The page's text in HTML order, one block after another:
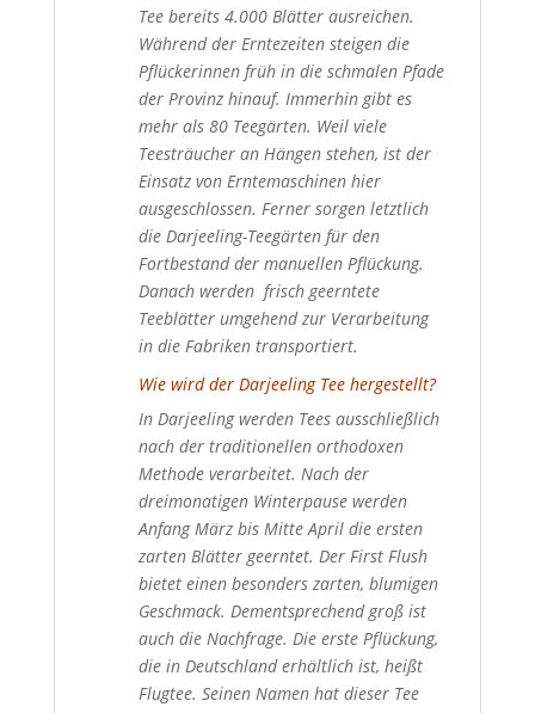
Tee bereits 4.000 Blätter ausreichen.
Während der Erntezeiten steigen die
Pflückerinnen früh in die schmalen Pfade
der Provinz hinauf. Immerhin gibt es
mehr als 80 Teegärten. Weil viele
Teesträucher an Hängen stehen, ist der
Einsatz von Erntemaschinen hier
ausgeschlossen. Ferner sorgen letztlich
die Darjeeling-Teegärten für den
Fortbestand der manuellen Pflückung.
Danach werden frisch geerntete
Teeblätter umgehend zur Verarbeitung
in die Fabriken transportiert.
Wie wird der Darjeeling Tee hergestellt?
In Darjeeling werden Tees ausschließlich
nach der traditionellen orthodoxen
Methode verarbeitet. Nach der
dreimonatigen Winterpause werden
Anfang März bis Mitte April die ersten
zarten Blätter geerntet. Der First Flush
bietet einen besonders zarten, blumigen
Geschmack. Dementsprechend groß ist
auch die Nachfrage. Die erste Pflückung,
die in Deutschland erhältlich ist, heißt
Flugtee. Seinen Namen hat dieser Tee